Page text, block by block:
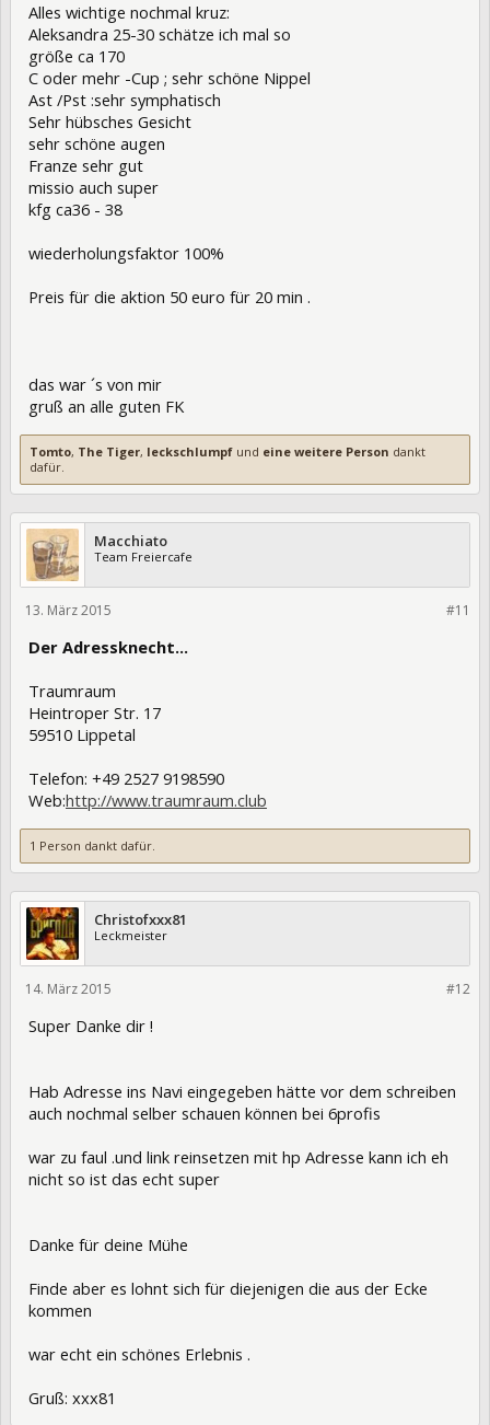
Alles wichtige nochmal kruz:
Aleksandra 25-30 schätze ich mal so
größe ca 170
C oder mehr -Cup ; sehr schöne Nippel
Ast /Pst :sehr symphatisch
Sehr hübsches Gesicht
sehr schöne augen
Franze sehr gut
missio auch super
kfg ca36 - 38
wiederholungsfaktor 100%
Preis für die aktion 50 euro für 20 min .
das war ´s von mir
gruß an alle guten FK
Tomto, The Tiger, leckschlumpf und eine weitere Person dankt
dafür.
Macchiato
Team Freiercafe
#11
13. März 2015
Der Adressknecht...
Traumraum
Heintroper Str. 17
59510 Lippetal
Telefon: +49 2527 9198590
Web:http://www.traumraum.club
1 Person dankt dafür.
Christofxxx81
Leckmeister
#12
14. März 2015
Super Danke dir !
Hab Adresse ins Navi eingegeben hätte vor dem schreiben
auch nochmal selber schauen können bei 6profis
war zu faul .und link reinsetzen mit hp Adresse kann ich eh
nicht so ist das echt super
Danke für deine Mühe
Finde aber es lohnt sich für diejenigen die aus der Ecke
kommen
war echt ein schönes Erlebnis .
Gruß: xxx81